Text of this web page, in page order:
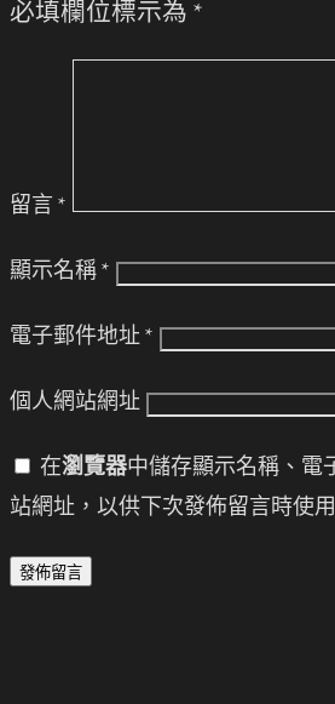
必填欄位標示為 *
留言 *
顯示名稱 *
電子郵件地址 *
個人網站網址
在瀏覽器中儲存顯示名稱、電
站網址，以供下次發佈留言時使用